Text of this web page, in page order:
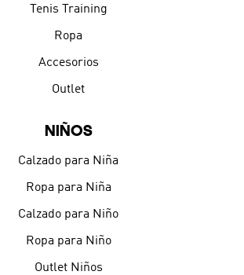
Tenis Training
Ropa
Accesorios
Outlet
NIÑOS
Calzado para Niña
Ropa para Niña
Calzado para Niño
Ropa para Niño
Outlet Niños